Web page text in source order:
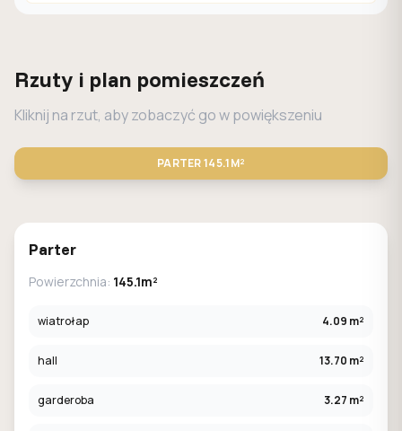
Rzuty i plan pomieszczeń
Kliknij na rzut, aby zobaczyć go w powiększeniu
PARTER145.1M²
Parter
Powierzchnia: 145.1m²
wiatrołap 4.09 m²
hall 13.70 m²
garderoba 3.27 m²